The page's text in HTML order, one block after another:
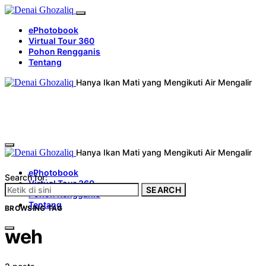
ePhotobook
Virtual Tour 360
Pohon Rengganis
Tentang
Hanya Ikan Mati yang Mengikuti Air Mengalir
Hanya Ikan Mati yang Mengikuti Air Mengalir
ePhotobook
Virtual Tour 360
Pohon Rengganis
Tentang
Search for:
SEARCH
BROWSING TAG
weh